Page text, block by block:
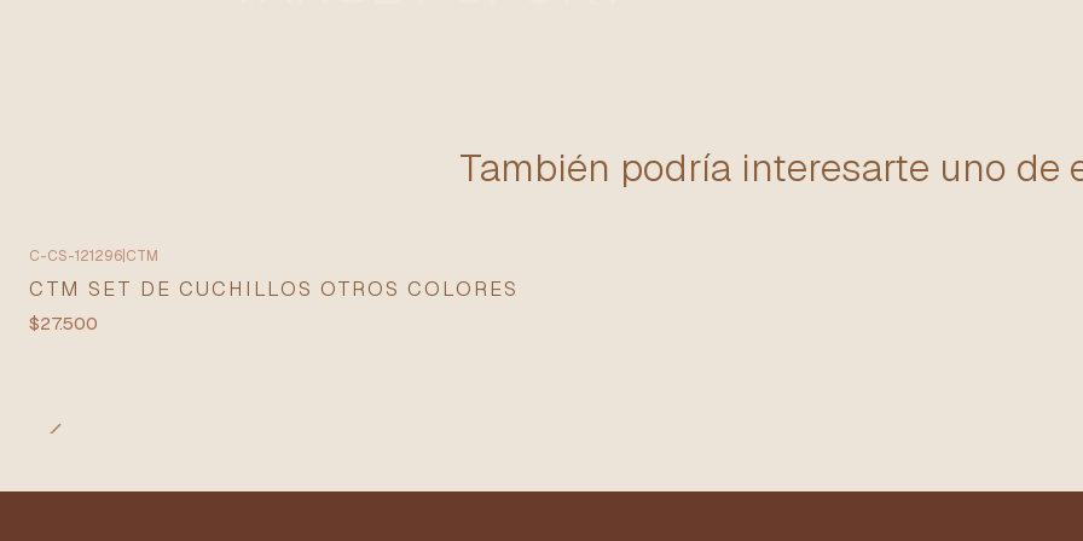
También podría interesarte uno de
C-CS-121296 CTM
CTM SET DE CUCHILLOS OTROS COLORES
$27.500